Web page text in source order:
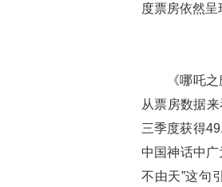
度票房依然呈
《哪吒
从票房数据
三季度获得
中国神话中
不由天”这句